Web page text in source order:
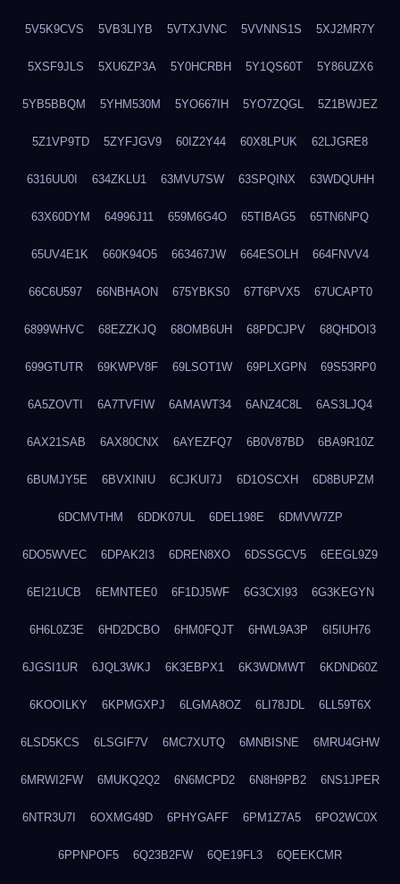
5V5K9CVS 5VB3LIYB 5VTXJVNC 5VVNNS1S 5XJ2MR7Y
5XSF9JLS 5XU6ZP3A 5Y0HCRBH 5Y1QS60T 5Y86UZX6
5YB5BBQM 5YHM530M 5YO667IH 5YO7ZQGL 5Z1BWJEZ
5Z1VP9TD 5ZYFJGV9 60IZ2Y44 60X8LPUK 62LJGRE8
6316UU0I 634ZKLU1 63MVU7SW 63SPQINX 63WDQUHH
63X60DYM 64996J11 659M6G4O 65TIBAG5 65TN6NPQ
65UV4E1K 660K94O5 663467JW 664ESOLH 664FNVV4
66C6U597 66NBHAON 675YBKS0 67T6PVX5 67UCAPT0
6899WHVC 68EZZKJQ 68OMB6UH 68PDCJPV 68QHDOI3
699GTUTR 69KWPV8F 69LSOT1W 69PLXGPN 69S53RP0
6A5ZOVTI 6A7TVFIW 6AMAWT34 6ANZ4C8L 6AS3LJQ4
6AX21SAB 6AX80CNX 6AYEZFQ7 6B0V87BD 6BA9R10Z
6BUMJY5E 6BVXINIU 6CJKUI7J 6D1OSCXH 6D8BUPZM
6DCMVTHM 6DDK07UL 6DEL198E 6DMVW7ZP
6DO5WVEC 6DPAK2I3 6DREN8XO 6DSSGCV5 6EEGL9Z9
6EI21UCB 6EMNTEE0 6F1DJ5WF 6G3CXI93 6G3KEGYN
6H6L0Z3E 6HD2DCBO 6HM0FQJT 6HWL9A3P 6I5IUH76
6JGSI1UR 6JQL3WKJ 6K3EBPX1 6K3WDMWT 6KDND60Z
6KOOILKY 6KPMGXPJ 6LGMA8OZ 6LI78JDL 6LL59T6X
6LSD5KCS 6LSGIF7V 6MC7XUTQ 6MNBISNE 6MRU4GHW
6MRWI2FW 6MUKQ2Q2 6N6MCPD2 6N8H9PB2 6NS1JPER
6NTR3U7I 6OXMG49D 6PHYGAFF 6PM1Z7A5 6PO2WC0X
6PPNPOF5 6Q23B2FW 6QE19FL3 6QEEKCMR